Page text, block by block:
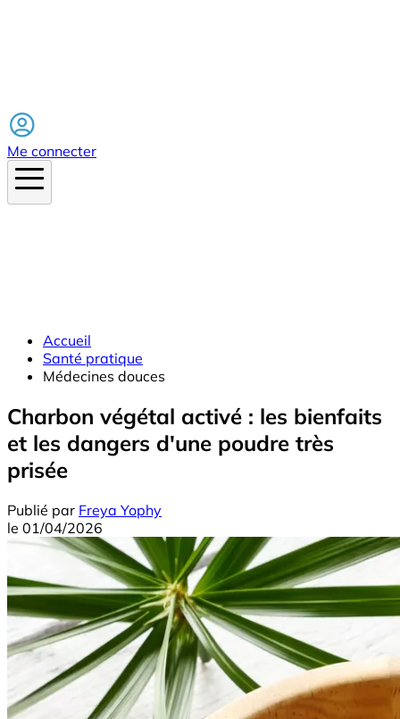
Me connecter
Accueil
Santé pratique
Médecines douces
Charbon végétal activé : les bienfaits
et les dangers d'une poudre très
prisée
Publié par Freya Yophy
le 01/04/2026